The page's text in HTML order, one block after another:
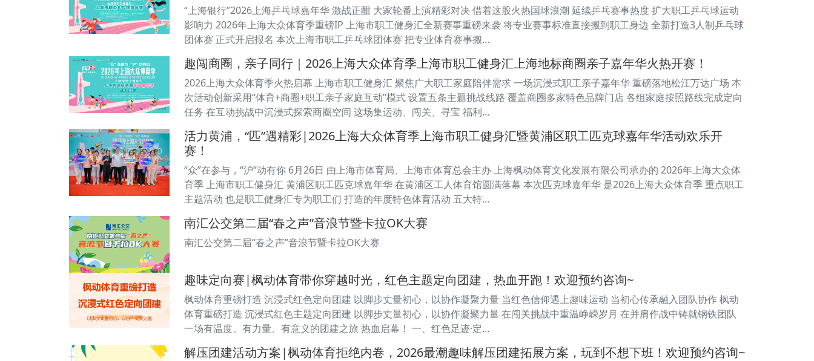
“上海银行”2026上海乒乓球嘉年华 激战正酣 大家轮番上演精彩对决 借着这股火热国球浪潮 延续乒乓赛事热度 扩大职工乒乓球运动
影响力 2026年上海大众体育季重磅IP 上海市职工健身汇全新赛事重磅来袭 将专业赛事标准直接搬到职工身边 全新打造3人制乒乓球
团体赛 正式开启报名 本次上海市职工乒乓球团体赛 把专业体育赛事搬…
趣闯商圈，亲子同行｜2026上海大众体育季上海市职工健身汇上海地标商圈亲子嘉年华火热开赛！
2026上海大众体育季火热启幕 上海市职工健身汇 聚焦广大职工家庭陪伴需求 一场沉浸式职工亲子嘉年华 重磅落地松江万达广场 本
次活动创新采用“体育+商圈+职工亲子家庭互动”模式 设置五条主题挑战线路 覆盖商圈多家特色品牌门店 各组家庭按照路线完成定向
任务 在互动挑战中沉浸式探索商圈空间 这场集运动、闯关、寻宝 福利…
活力黄浦，“匹”遇精彩|2026上海大众体育季上海市职工健身汇暨黄浦区职工匹克球嘉年华活动欢乐开
赛！
“众”在参与，“沪”动有你 6月26日 由上海市体育局、上海市体育总会主办 上海枫动体育文化发展有限公司承办的 2026年上海大众体
育季 上海市职工健身汇 黄浦区职工匹克球嘉年华 在黄浦区工人体育馆圆满落幕 本次匹克球嘉年华 是2026上海大众体育季 重点职工
主题活动 也是职工健身汇专为职工们 打造的年度特色体育活动 五大特…
南汇公交第二届“春之声”音浪节暨卡拉OK大赛
南汇公交第二届“春之声”音浪节暨卡拉OK大赛
趣味定向赛|枫动体育带你穿越时光，红色主题定向团建，热血开跑！欢迎预约咨询~
枫动体育重磅打造 沉浸式红色定向团建 以脚步丈量初心，以协作凝聚力量 当红色信仰遇上趣味运动 当初心传承融入团队协作 枫动
体育重磅打造 沉浸式红色主题定向团建 以脚步丈量初心，以协作凝聚力量 在闯关挑战中重温峥嵘岁月 在并肩作战中铸就钢铁团队
一场有温度、有力量、有意义的团建之旅 热血启幕！ 一、红色足迹·定…
解压团建活动方案|枫动体育拒绝内卷，2026最潮趣味解压团建拓展方案，玩到不想下班！欢迎预约咨询~